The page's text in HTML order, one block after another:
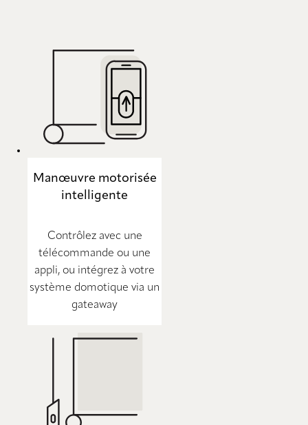
Manœuvre motorisée
intelligente
Contrôlez avec une
télécommande ou une
appli, ou intégrez à votre
système domotique via un
gateaway